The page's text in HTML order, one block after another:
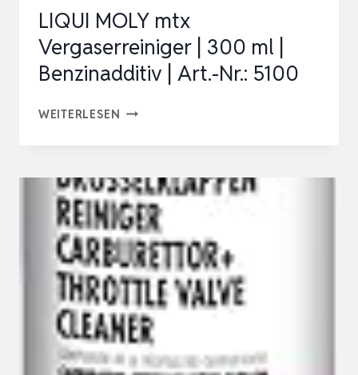
…
LIQUI MOLY mtx
Vergaserreiniger | 300 ml |
Benzinadditiv | Art.-Nr.: 5100
WEITERLESEN LIQUI
VERGASERREINIGER
|
300
ML
|
BENZINADDITIV
|
ART.-